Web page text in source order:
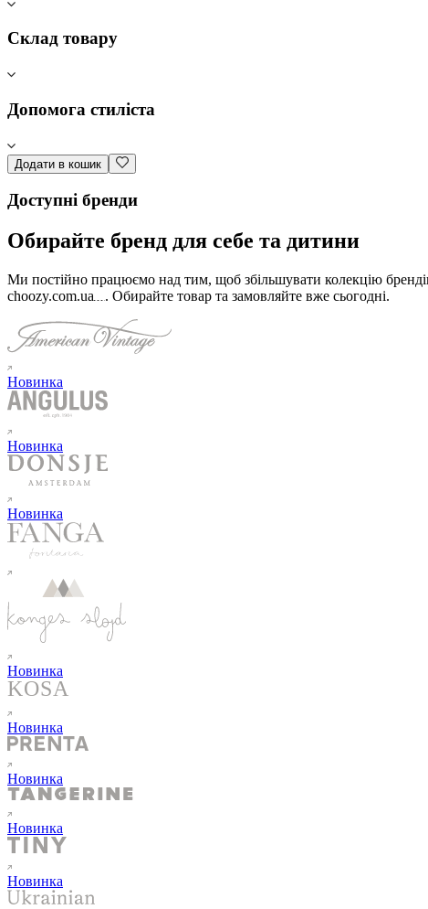
Склад товару
Допомога стиліста
Додати в кошик
Доступні бренди
Обирайте бренд для себе та дитини
Ми постійно працюємо над тим, щоб збільшувати колекцію
choozy.com.ua
. Обирайте товар та замовляйте вже сьогодні.
Новинка
Новинка
Новинка
Новинка
Новинка
Новинка
Новинка
Новинка